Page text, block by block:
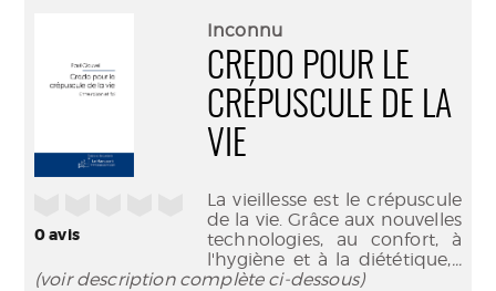
0avis
Inconnu
CREDO POUR LE
CRÉPUSCULE DE LA
VIE
La vieillesse est le crépuscule
de la vie. Grâce aux nouvelles
technologies, au confort, à
l'hygiène et à la diététique,...
(voir description complète ci-dessous)